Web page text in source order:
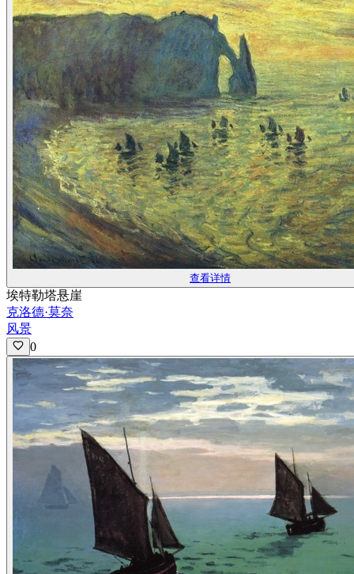
查看详情
埃特勒塔悬崖
克洛德·莫奈
风景
0